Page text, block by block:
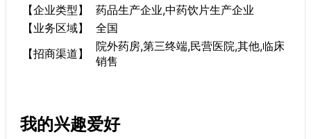
【企业类型】
药品生产企业,中药饮片生产企业
【业务区域】
全国
【招商渠道】
院外药房,第三终端,民营医院,其他,临床
销售
我的兴趣爱好